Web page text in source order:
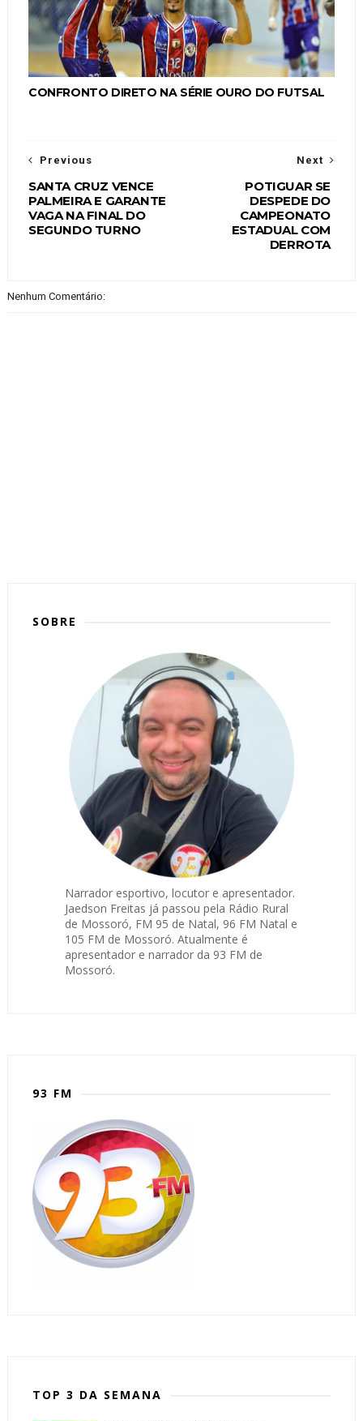
CONFRONTO DIRETO NA SÉRIE OURO DO FUTSAL
Next
POTIGUAR SE
DESPEDE DO
CAMPEONATO
ESTADUAL COM
DERROTA
Previous
SANTA CRUZ VENCE
PALMEIRA E GARANTE
VAGA NA FINAL DO
SEGUNDO TURNO
Nenhum Comentário:
SOBRE
Narrador esportivo, locutor e apresentador.
Jaedson Freitas já passou pela Rádio Rural
de Mossoró, FM 95 de Natal, 96 FM Natal e
105 FM de Mossoró. Atualmente é
apresentador e narrador da 93 FM de
Mossoró.
93 FM
TOP 3 DA SEMANA